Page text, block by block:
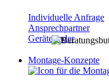
Individuelle Anfrage
Ansprechpartner
Gerätefinder
Montage-Konzepte